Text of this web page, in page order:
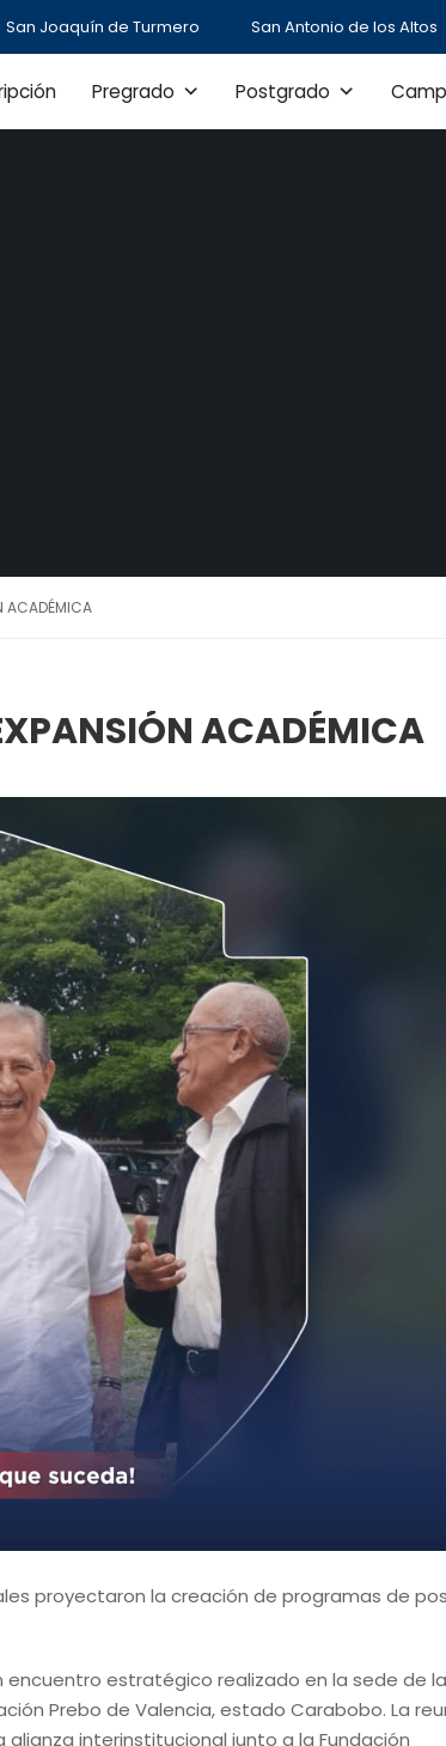
San Joaquín de Turmero San Antonio de los Altos
Pregrado Postgrado
ACADÉMICA
ACADÉMICA
proyectaron la creación de programas de
encuentro estratégico realizado en la sede de la
Prebo de Valencia, estado Carabobo. La
interinstitucional junto a la Fundación